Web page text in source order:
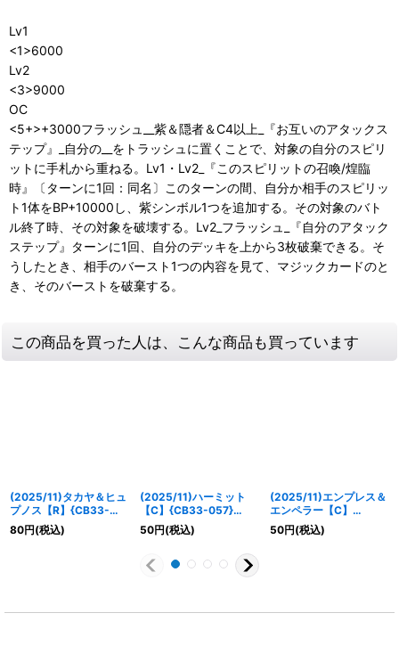
Lv1
<1>6000
Lv2
<3>9000
OC
<5+>+3000フラッシュ__紫＆隠者＆C4以上_『お互いのアタックス
テップ』_自分の__をトラッシュに置くことで、対象の自分のスピリ
ットに手札から重ねる。Lv1・Lv2_『このスピリットの召喚/煌臨
時』〔ターンに1回：同名〕このターンの間、自分か相手のスピリッ
ト1体をBP+10000し、紫シンボル1つを追加する。その対象のバト
ル終了時、その対象を破壊する。Lv2_フラッシュ_『自分のアタック
ステップ』ターンに1回、自分のデッキを上から3枚破棄できる。そ
うしたとき、相手のバースト1つの内容を見て、マジックカードのと
き、そのバーストを破棄する。
この商品を買った人は、こんな商品も買っています
(2025/11)タカヤ＆ヒュ
プノス【R】{CB33-
043}《多》
80円(税込)
(2025/11)ハーミット
【C】{CB33-057}
《紫》
50円(税込)
(2025/11)エンプレス＆
エンペラー【C】
{CB33-053}《多》
50円(税込)